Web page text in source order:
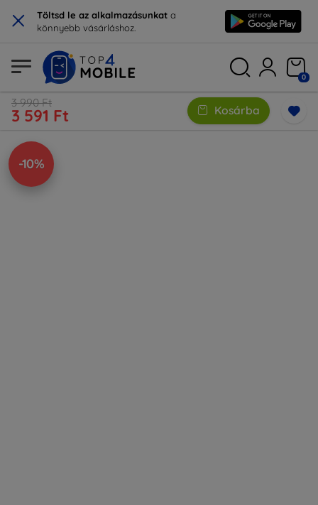
× Töltsd le az alkalmazásunkat a
könnyebb vásárláshoz.
0
3 990 Ft
3 591 Ft Kosárba
-10%